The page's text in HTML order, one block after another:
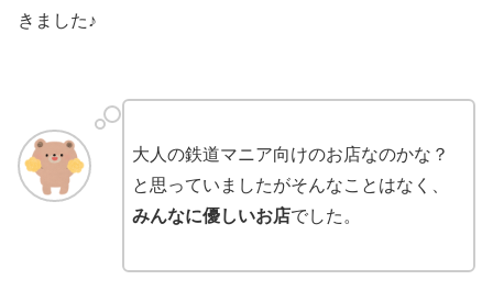
きました♪
大人の鉄道マニア向けのお店なのかな？
と思っていましたがそんなことはなく、
みんなに優しいお店でした。